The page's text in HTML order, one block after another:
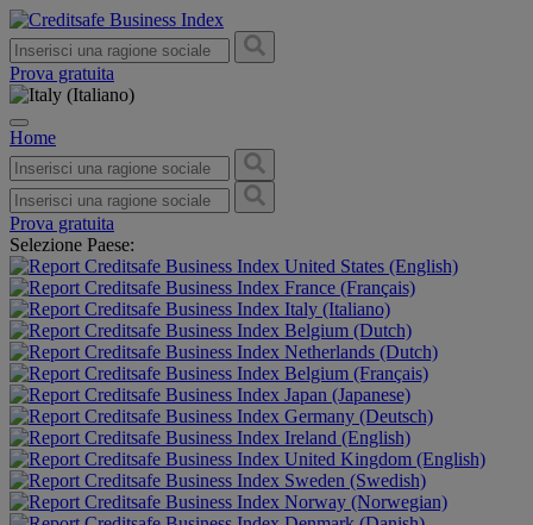
Prova gratuita
Home
Prova gratuita
Selezione Paese:
United States (English)
France (Français)
Italy (Italiano)
Belgium (Dutch)
Netherlands (Dutch)
Belgium (Français)
Japan (Japanese)
Germany (Deutsch)
Ireland (English)
United Kingdom (English)
Sweden (Swedish)
Norway (Norwegian)